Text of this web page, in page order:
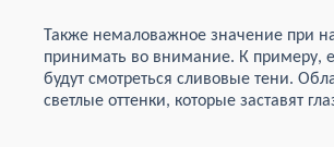
Также немаловажное значение при
принимать во внимание. К примеру,
будут смотреться сливовые тени.
светлые оттенки, которые заставят